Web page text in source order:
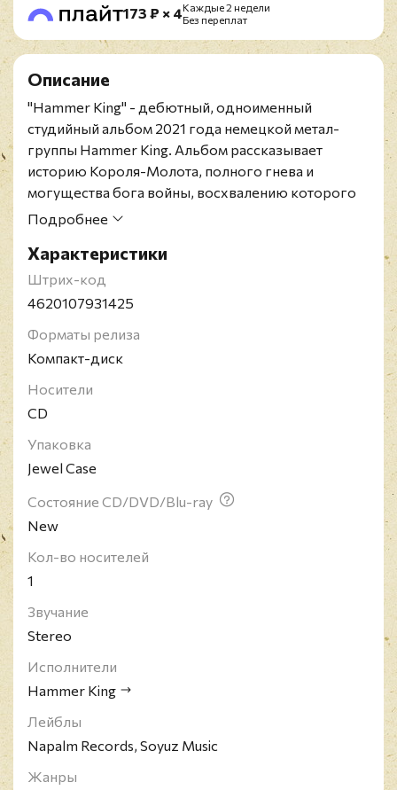
173 ₽ × 4Каждые 2 недели
Без переплат
Описание
"Hammer King" - дебютный, одноименный
студийный альбом 2021 года немецкой метал-
группы Hammer King. Альбом рассказывает
историю Короля-Молота, полного гнева и
могущества бога войны, восхвалению которого
посвящены такие треки, как гимноподобный
сдвоенными бас-бочками "In The Name Of The
Hammer" и забойный "Hammerschlag".
Издание содержит 20-страничный буклет.
Подробнее
Характеристики
Штрих-код
4620107931425
Форматы релиза
Компакт-диск
Носители
CD
Упаковка
Jewel Case
Состояние CD/DVD/Blu-ray
New
Кол-во носителей
1
Звучание
Stereo
Исполнители
Hammer King
Лейблы
Napalm Records, Soyuz Music
Жанры